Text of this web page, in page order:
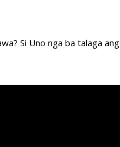
Si Uno nga ba talaga